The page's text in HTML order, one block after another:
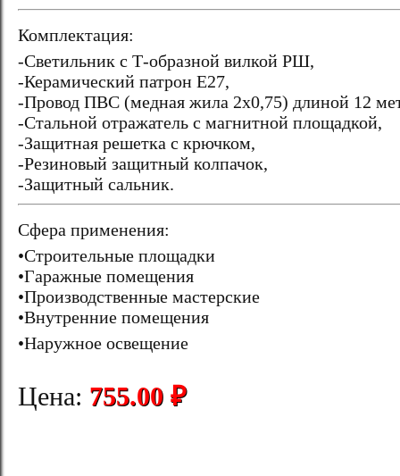
Комплектация:
-Светильник с Т-образной вилкой РШ,
-Керамический патрон Е27,
-Провод ПВС (медная жила 2х0,75) длиной 12
-Стальной отражатель с магнитной площадкой,
-Защитная решетка с крючком,
-Резиновый защитный колпачок,
-Защитный сальник.
Сфера применения:
•Строительные площадки
•Гаражные помещения
•Производственные мастерские
•Внутренние помещения
•Наружное освещение
Цена: 755.00 ₽